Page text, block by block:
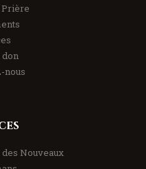
Prière
don
nous
Nouveaux